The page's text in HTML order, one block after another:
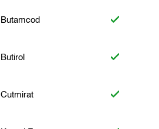
Butamcod
Butirol
Cutmirat